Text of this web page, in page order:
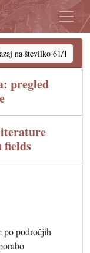
na številko 61/1
pregled
fields
po področjih